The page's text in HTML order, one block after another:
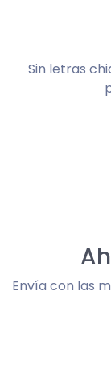
Sin letras
Envía con las